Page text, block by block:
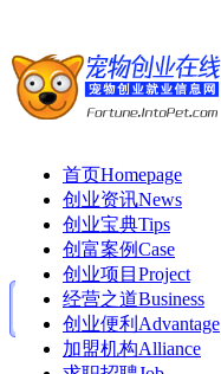
首页Homepage
创业资讯News
创业宝典Tips
创富案例Case
创业项目 Project
经营之道Business
创业便利 Advantage
加盟机构Alliance